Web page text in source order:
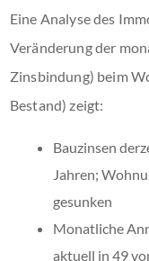
Eine Analyse des
Veränderung der
Zinsbindung) beim
Bestand) zeigt:
Bauzinsen
Jahren;
gesunken
Monatliche
aktuell in 49